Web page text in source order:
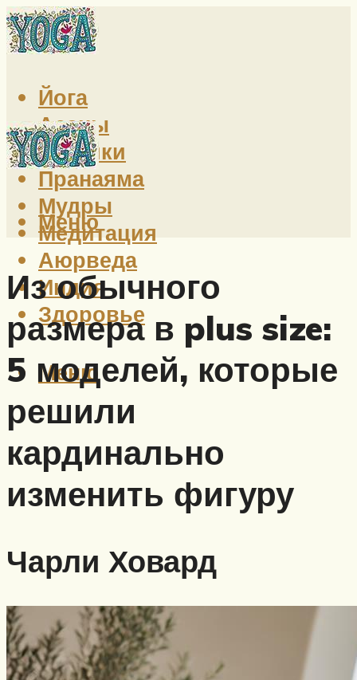
Йога
Асаны
Техники
Пранаяма
Мудры
Медитация
Аюрведа
Индия
Здоровье
Меню
Меню
Из обычного
размера в plus size:
5 моделей, которые
решили
кардинально
изменить фигуру
Чарли Ховард